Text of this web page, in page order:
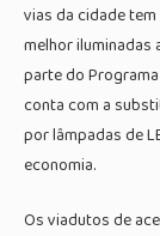
vias da cidade
melhor iluminadas
parte do
conta com a
por lâmpadas de
economia.
Os viadutos de